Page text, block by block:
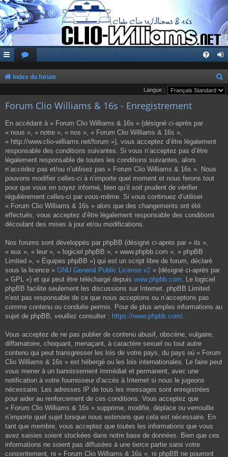
Index du forum
Langue :
Forum Clio Williams & 16s - Enregistrement
En accédant à « Forum Clio Williams & 16s » (désigné ci-après par
« nous », « notre », « nos », « Forum Clio Williams & 16s »,
« http://www.clio-williams.net/forum »), vous acceptez d’être légalement
responsable des conditions suivantes. Si vous n’acceptez pas d’être
légalement responsable de toutes les conditions suivantes, alors
n’accédez pas et/ou n’utilisez pas « Forum Clio Williams & 16s ». Nous
pouvons modifier celles-ci à n’importe quel moment et nous ferons tout
pour que vous en soyez informé, bien qu’il soit prudent de vérifier
régulièrement celles-ci par vous-même. Si vous continuez d’utiliser
« Forum Clio Williams & 16s » alors que des changements ont été
effectués, vous acceptez d’être légalement responsable des conditions
découlant des mises à jour et/ou modifications.
Nos forums sont développés par phpBB (désigné ci-après par « ils »,
« eux », « leur », « logiciel phpBB », « www.phpbb.com », « phpBB
Limited », « Équipes phpBB ») qui est un script libre de forum, déclaré
sous la licence « GNU General Public License v2 » (désigné ci-après par
« GPL ») et qui peut être téléchargé depuis www.phpbb.com. Le logiciel
phpBB facilite seulement les discussions sur Internet. phpBB Limited
n’est pas responsable de ce que nous acceptons ou n’acceptons pas
comme contenu ou conduite permis. Pour de plus amples informations au
sujet de phpBB, veuillez consulter : https://www.phpbb.com/.
Vous acceptez de ne pas publier de contenu abusif, obscène, vulgaire,
diffamatoire, choquant, menaçant, à caractère sexuel ou tout autre
contenu qui peut transgresser les lois de votre pays, du pays où « Forum
Clio Williams & 16s » est hébergé ou les lois internationales. Le faire peut
vous mener à un bannissement immédiat et permanent, avec une
notification à votre fournisseur d’accès à Internet si nous le jugeons
nécessaire. Les adresses IP de tous les messages sont enregistrées
pour aider au renforcement de ces conditions. Vous acceptez que
« Forum Clio Williams & 16s » supprime, modifie, déplace ou verrouille
n’importe quel sujet lorsque nous estimons que cela est nécessaire. En
tant que membre, vous acceptez que toutes les informations que vous
avez saisies soient stockées dans notre base de données. Bien que ces
informations ne soient pas diffusées à une tierce partie sans votre
consentement, ni « Forum Clio Williams & 16s », ni phpBB ne pourront